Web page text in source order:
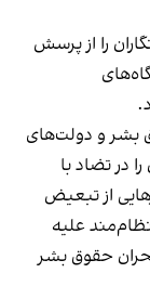
را از پرسش
بشر و دولت‌های
در تضاد با
از تبعیض
علیه
حقوق بشر